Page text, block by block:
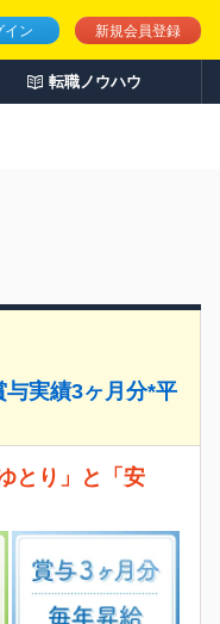
イン 新規会員登録
転職ノウハウ
実績3ヶ月分*平
とり」と「安